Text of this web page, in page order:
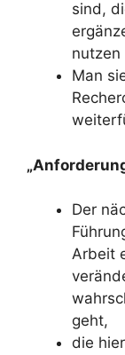
sind,
nutzen
Man
Der
Arbeit
geht,
die